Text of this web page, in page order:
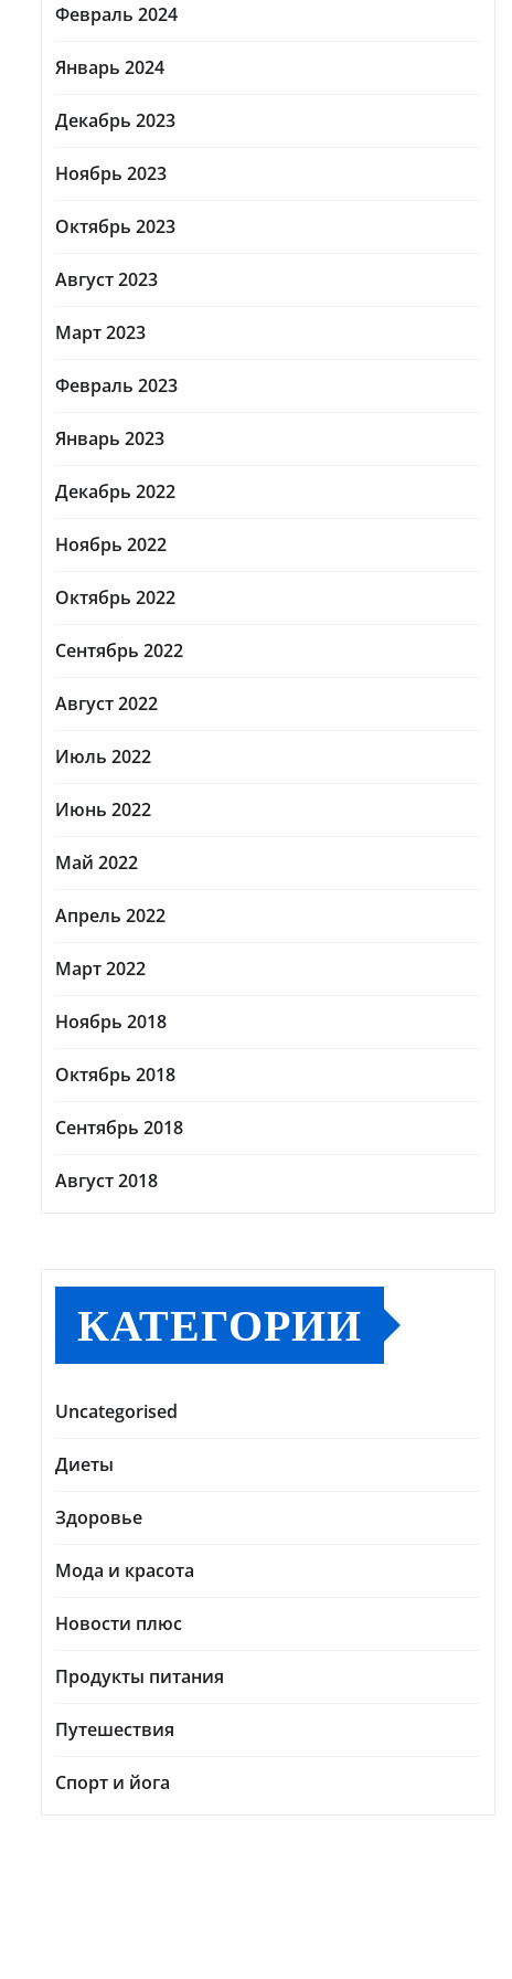
Февраль 2024
Январь 2024
Декабрь 2023
Ноябрь 2023
Октябрь 2023
Август 2023
Март 2023
Февраль 2023
Январь 2023
Декабрь 2022
Ноябрь 2022
Октябрь 2022
Сентябрь 2022
Август 2022
Июль 2022
Июнь 2022
Май 2022
Апрель 2022
Март 2022
Ноябрь 2018
Октябрь 2018
Сентябрь 2018
Август 2018
КАТЕГОРИИ
Uncategorised
Диеты
Здоровье
Мода и красота
Новости плюс
Продукты питания
Путешествия
Спорт и йога